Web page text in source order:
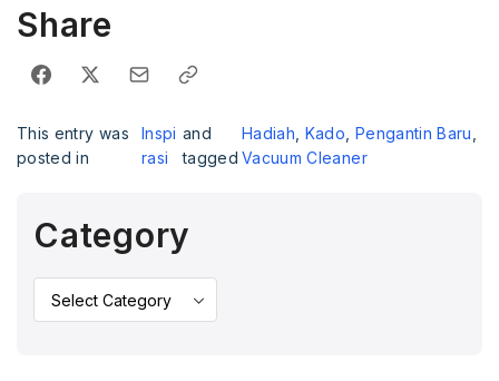
Share
This entry was
posted in
Inspi
rasi
and
tagged
Hadiah, Kado, Pengantin Baru,
Vacuum Cleaner
Category